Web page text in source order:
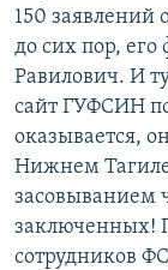
150 заявлений
до сих пор,
Равилович. И
сайт ГУФСИН
оказывается,
Нижнем
засовыванием
заключенных!
сотрудников